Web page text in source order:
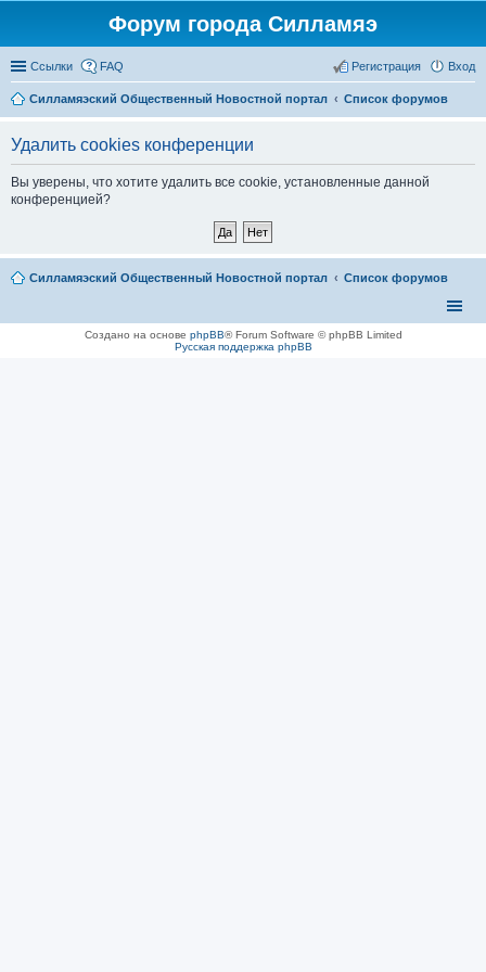
Форум города Силламяэ
Ссылки FAQ Вход
Регистрация
Силламяэский Общественный Новостной портал Список форумов
Удалить cookies конференции
Вы уверены, что хотите удалить все cookie, установленные данной
конференцией?
Силламяэский Общественный Новостной портал Список форумов
Создано на основе phpBB® Forum Software © phpBB Limited
Русская поддержка phpBB